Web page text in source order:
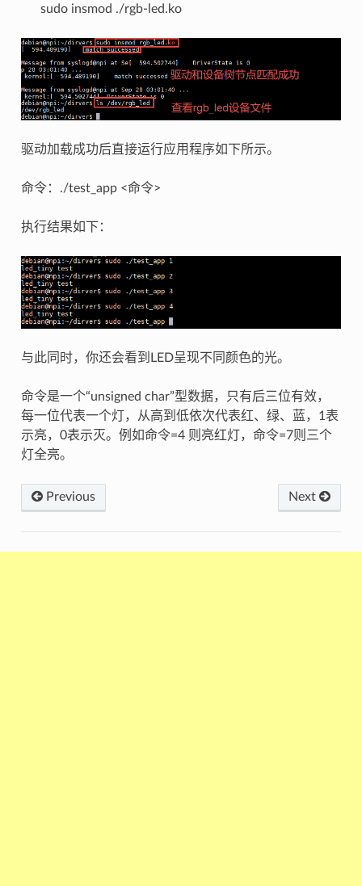
sudo insmod ./rgb-led.ko
驱动加载成功后直接运行应用程序如下所示。
命令：./test_app <命令>
执行结果如下：
与此同时，你还会看到LED呈现不同颜色的光。
命令是一个“unsigned char”型数据，只有后三位有效，
每一位代表一个灯，从高到低依次代表红、绿、蓝，1表
示亮，0表示灭。例如命令=4 则亮红灯，命令=7则三个
灯全亮。
Next
Previous